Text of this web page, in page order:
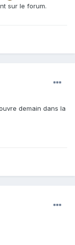
sur le forum.
demain dans la